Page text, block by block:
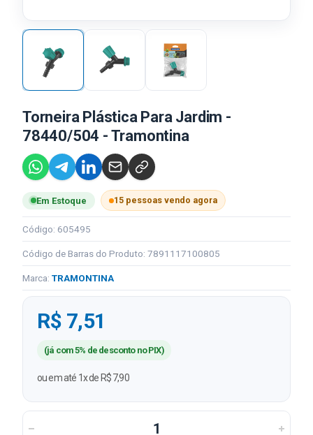
Torneira Plástica Para Jardim -
78440/504 - Tramontina
Em Estoque 15 pessoas vendo agora
Código: 605495
Código de Barras do Produto: 7891117100805
Marca: TRAMONTINA
R$ 7,51
(já com 5% de desconto no PIX)
ou em até 1x de R$ 7,90